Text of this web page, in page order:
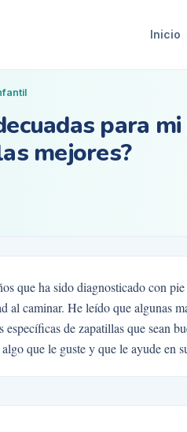
Inicio
para
mejores?
que ha sido diagnosticado con
al caminar. He leído que algunas
específicas de zapatillas que sean
que le guste y que le ayude en